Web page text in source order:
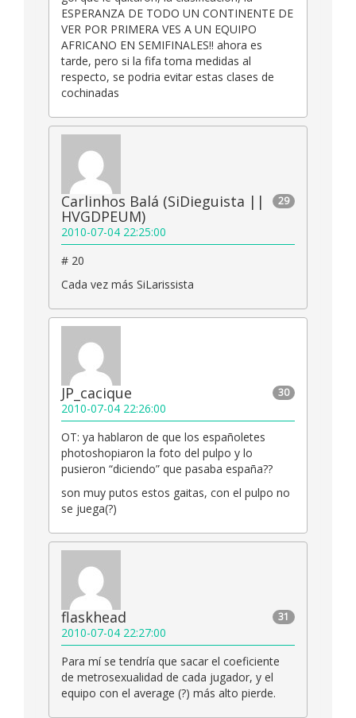
ESPERANZA DE TODO UN CONTINENTE DE
VER POR PRIMERA VES A UN EQUIPO
AFRICANO EN SEMIFINALES!! ahora es
tarde, pero si la fifa toma medidas al
respecto, se podria evitar estas clases de
cochinadas
29
Carlinhos Balá (SiDieguista ||
HVGDPEUM)
2010-07-04 22:25:00
# 20
Cada vez más SiLarissista
30
JP_cacique
2010-07-04 22:26:00
OT: ya hablaron de que los españoletes
photoshopiaron la foto del pulpo y lo
pusieron “diciendo” que pasaba españa??
son muy putos estos gaitas, con el pulpo no
se juega(?)
31
flaskhead
2010-07-04 22:27:00
Para mí se tendría que sacar el coeficiente
de metrosexualidad de cada jugador, y el
equipo con el average (?) más alto pierde.